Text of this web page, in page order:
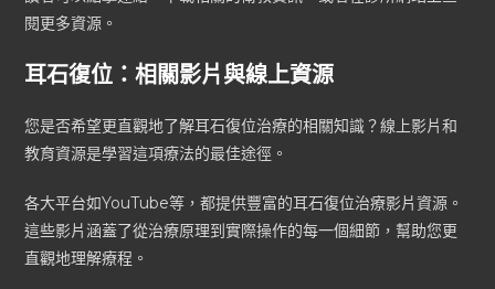
閱更多資源。
耳石復位：相關影片與線上資源
您是否希望更直觀地了解耳石復位治療的相關知識？線上影片和
教育資源是學習這項療法的最佳途徑。
各大平台如YouTube等，都提供豐富的耳石復位治療影片資源。
這些影片涵蓋了從治療原理到實際操作的每一個細節，幫助您更
直觀地理解療程。